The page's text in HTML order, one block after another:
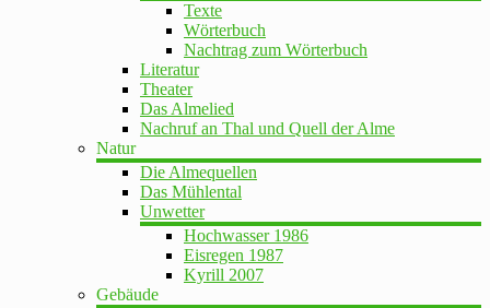
Texte
Wörterbuch
Nachtrag zum Wörterbuch
Literatur
Theater
Das Almelied
Nachruf an Thal und Quell der Alme
Natur
Die Almequellen
Das Mühlental
Unwetter
Hochwasser 1986
Eisregen 1987
Kyrill 2007
Gebäude